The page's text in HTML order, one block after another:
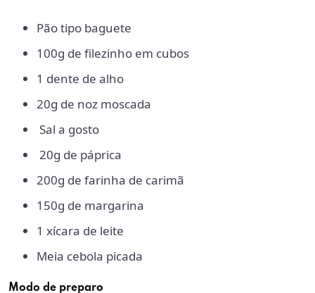
Pão tipo baguete
100g de filezinho em cubos
1 dente de alho
20g de noz moscada
Sal a gosto
20g de páprica
200g de farinha de carimã
150g de margarina
1 xícara de leite
Meia cebola picada
Modo de preparo